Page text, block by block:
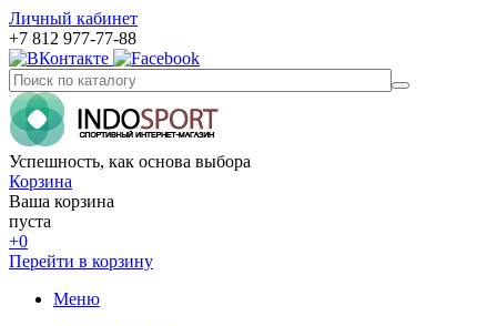
Личный кабинет
+7 812 977-77-88
Успешность, как основа выбора
Корзина
Ваша корзина
пуста
+0
Перейти в корзину
Меню